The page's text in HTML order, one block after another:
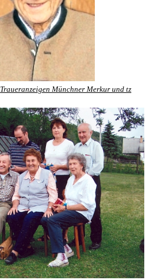
Traueranzeigen Münchner Merkur und tz